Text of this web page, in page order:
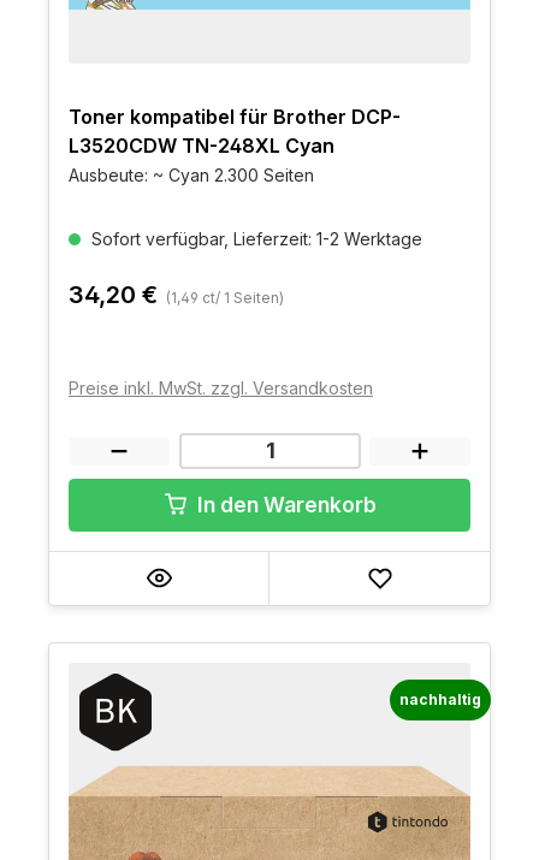
Toner kompatibel für Brother DCP-
L3520CDW TN-248XL Cyan
Ausbeute: ~ Cyan 2.300 Seiten
Sofort verfügbar, Lieferzeit: 1-2 Werktage
34,20 € (1,49 ct/ 1 Seiten)
Preise inkl. MwSt. zzgl. Versandkosten
In den Warenkorb
nachhaltig